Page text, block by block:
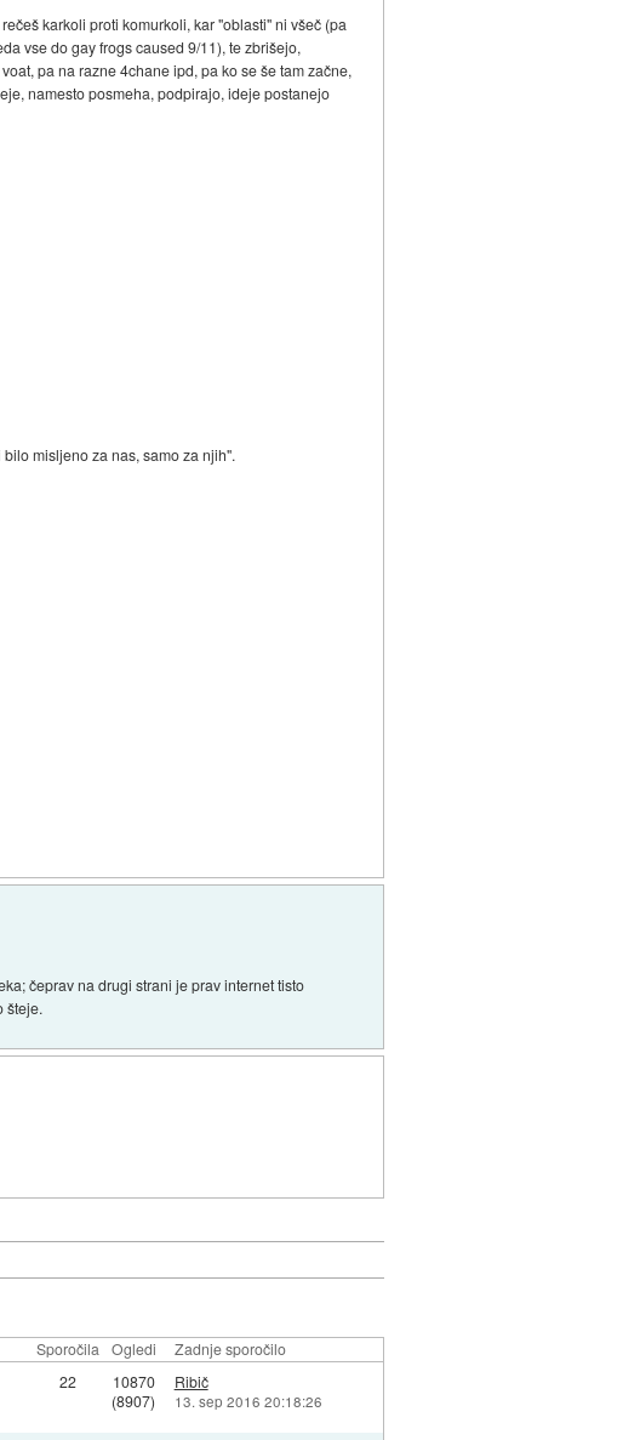
karkoli proti komurkoli, kar "oblasti" ni všeč (pa
vse do gay frogs caused 9/11), te zbrišejo,
pa na razne 4chane ipd, pa ko se še tam začne,
namesto posmeha, podpirajo, ideje postanejo
misljeno za nas, samo za njih".
čeprav na drugi strani je prav internet tisto
šteje.
Sporočila Ogledi Zadnje sporočilo
22
10870
(8907)
Ribič
13. sep 2016 20:18:26